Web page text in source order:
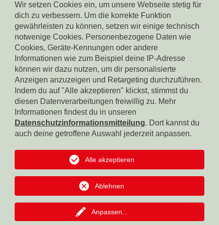
Spendenkonto Südtiroler Sparkasse
IBAN: IT17X0604511601000000110801
BIC: CRBZIT2B001
Spendenkonto Intesa Sanpaolo
IBAN: IT18B0306911619000006000065
BIC: BCITITMM
IBAN: IT42F0349311600000300200018
BIC: RZSBIT2B
Spendenkonto Südtiroler Volksbank
IBAN: IT12R0585611601050571000032
BIC: BPAAIT2B050
Wir setzen Cookies ein, um unsere Webseite stetig für
dich zu verbessern. Um die korrekte Funktion
gewährleisten zu können, setzen wir einige technisch
notwenige Cookies. Personenbezogene Daten wie
Cookies, Geräte-Kennungen oder andere
Informationen wie zum Beispiel deine IP-Adresse
können wir dazu nutzen, um dir personalisierte
Anzeigen anzuzeigen und Retargeting durchzuführen.
Indem du auf "Alle akzeptieren" klickst, stimmst du
diesen Datenverarbeitungen freiwillig zu. Mehr
Informationen findest du in unseren
Datenschutzinformationsmitteilung. Dort kannst du
auch deine getroffene Auswahl jederzeit anpassen.
Anpassen
Ablehnen
Alle akzeptieren